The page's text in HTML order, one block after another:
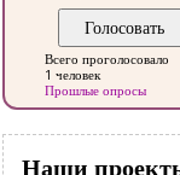
Всего проголосовало
1 человек
Прошлые опросы
Наши